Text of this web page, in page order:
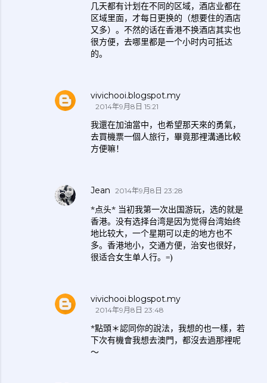
几天都有计划在不同的区域，酒店业都在
区域里面，才每日更换的（想要住的酒店
又多）。不然的话在香港不换酒店其实也
很方便，去哪里都是一个小时内可抵达
的。
vivichooi.blogspot.my
2014年9月8日 15:21
我還在加油當中，也希望那天來的勇氣，
去買機票一個人旅行，畢竟那裡溝通比較
方便嘛！
Jean 2014年9月8日 23:28
*点头* 当初我第一次出国游玩，选的就是
香港。没有选择台湾是因为觉得台湾始终
地比较大，一个星期可以走的地方也不
多。香港地小，交通方便，治安也很好，
很适合女生单人行。=)
vivichooi.blogspot.my
2014年9月8日 23:48
*點頭＊認同你的說法，我想的也一樣，若
下次有機會我想去澳門，都沒去過那裡呢
～